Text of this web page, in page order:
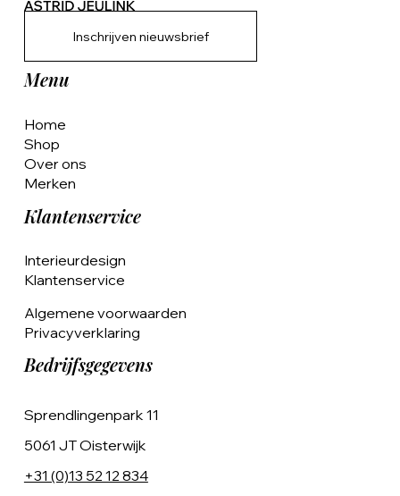
Inschrijven nieuwsbrief
Menu
Home
Shop
Over ons
Merken
Klantenservice
Interieurdesign
Klantenservice
Algemene voorwaarden
Privacyverklaring
Bedrijfsgegevens
Sprendlingenpark 11
5061 JT Oisterwijk
+31 (0)13 52 12 834